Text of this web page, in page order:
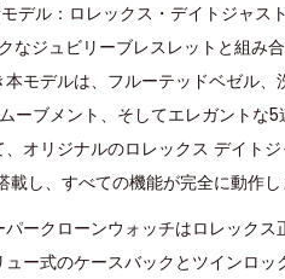
デル：ロレックス・デイトジャス
なジュビリーブレスレットと組
モデルは、フルーテッドベゼル
ーブメント、そしてエレガントな5
オリジナルのロレックス デイト
し、すべての機能が完全に動作し
ークローンウォッチはロレック
ー式のケースバックとツインロ